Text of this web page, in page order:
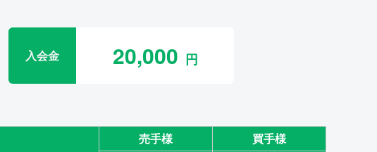
入会金 20,000
売手様
買手様